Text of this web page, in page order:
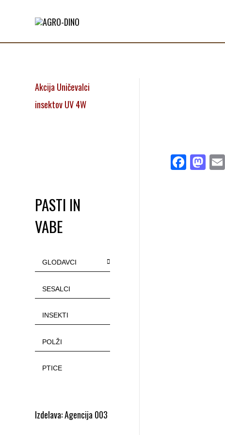
Akcija Uničevalci
insektov UV 4W
PASTI IN
VABE
GLODAVCI
SESALCI
INSEKTI
POLŽI
PTICE
Izdelava:Agencija 003
Fa
ce
M
as